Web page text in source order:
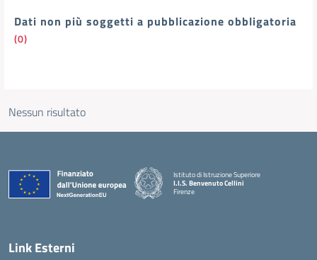
Dati non più soggetti a pubblicazione obbligatoria
(0)
Nessun risultato
Istituto di Istruzione Superiore
I.I.S. Benvenuto Cellini
Firenze
Link Esterni